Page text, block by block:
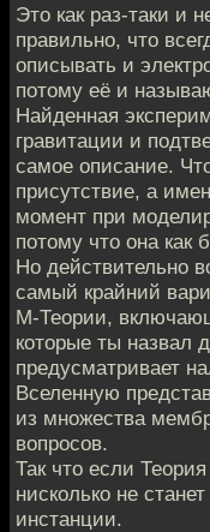
Это как раз-таки и
правильно, что
описывать и
потому её и
Найденная
гравитации и
самое описание.
присутствие, а
момент при
потому что она как
Но действительно
самый крайний
М-Теории,
которые ты назвал
предусматривает
Вселенную
из множества
вопросов.
Так что если
нисколько не
инстанции.